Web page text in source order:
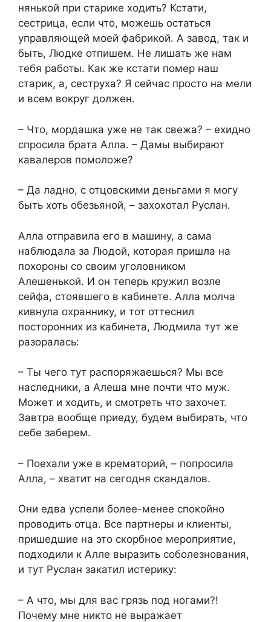
нянькой при старике ходить? Кстати,
сестрица, если что, можешь остаться
управляющей моей фабрикой. А завод, так и
быть, Людке отпишем. Не лишать же нам
тебя работы. Как же кстати помер наш
старик, а, сеструха? Я сейчас просто на мели
и всем вокруг должен.
– Что, мордашка уже не так свежа? – ехидно
спросила брата Алла. – Дамы выбирают
кавалеров помоложе?
– Да ладно, с отцовскими деньгами я могу
быть хоть обезьяной, – захохотал Руслан.
Алла отправила его в машину, а сама
наблюдала за Людой, которая пришла на
похороны со своим уголовником
Алешенькой. И он теперь кружил возле
сейфа, стоявшего в кабинете. Алла молча
кивнула охраннику, и тот оттеснил
посторонних из кабинета, Людмила тут же
разоралась:
– Ты чего тут распоряжаешься? Мы все
наследники, а Алеша мне почти что муж.
Может и ходить, и смотреть что захочет.
Завтра вообще приеду, будем выбирать, что
себе заберем.
– Поехали уже в крематорий, – попросила
Алла, – хватит на сегодня скандалов.
Они едва успели более-менее спокойно
проводить отца. Все партнеры и клиенты,
пришедшие на это скорбное мероприятие,
подходили к Алле выразить соболезнования,
и тут Руслан закатил истерику:
– А что, мы для вас грязь под ногами?!
Почему мне никто не выражает